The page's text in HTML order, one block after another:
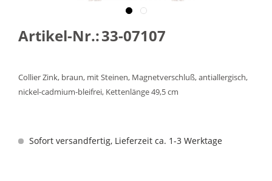
Artikel-Nr.:33-07107
Collier Zink, braun, mit Steinen, Magnetverschluß, antiallergisch,
nickel-cadmium-bleifrei, Kettenlänge 49,5 cm
Sofort versandfertig, Lieferzeit ca. 1-3 Werktage